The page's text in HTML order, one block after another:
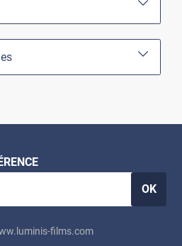
OK
films.com